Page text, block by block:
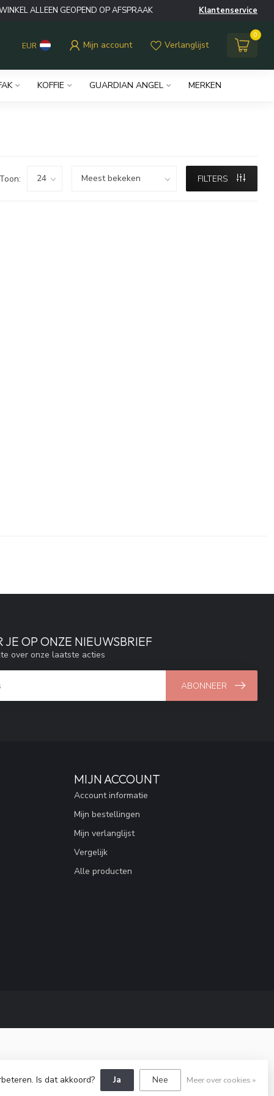
ALLEEN GEOPEND OP AFSPRAAK Klantenservice
EUR Mijn account Verlanglijst
0
KOFFIE GUARDIAN ANGEL MERKEN
Toon: FILTERS
JE OP ONZE NIEUWSBRIEF
over onze laatste acties
ABONNEER
MIJN ACCOUNT
Account informatie
Mijn bestellingen
Mijn verlanglijst
Vergelijk
Alle producten
Is dat akkoord? Ja Nee Meer over cookies »